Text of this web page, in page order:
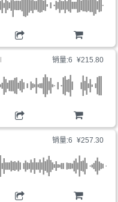
购物车
销量:6 ¥215.80
购物车
销量:6 ¥257.30